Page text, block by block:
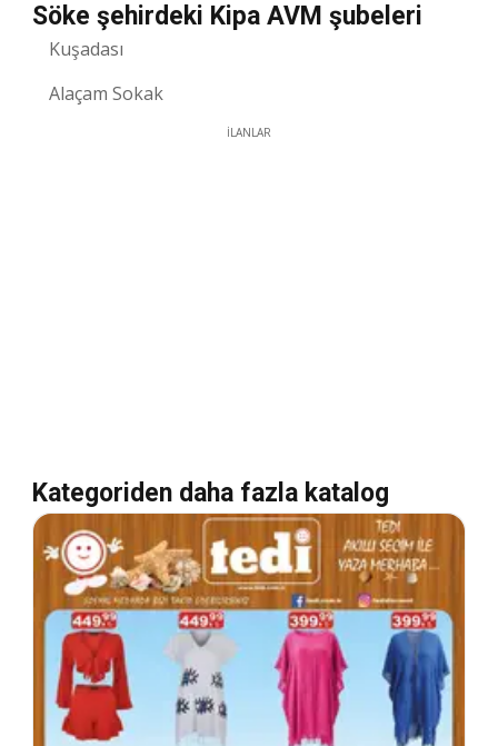
Söke şehirdeki Kipa AVM şubeleri
Kuşadası
Alaçam Sokak
İLANLAR
Kategoriden daha fazla katalog